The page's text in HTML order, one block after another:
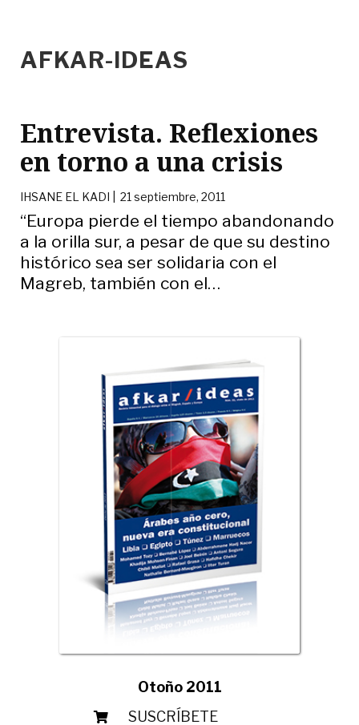
AFKAR-IDEAS
Entrevista. Reflexiones
en torno a una crisis
IHSANE EL KADI |21 septiembre, 2011
“Europa pierde el tiempo abandonando
a la orilla sur, a pesar de que su destino
histórico sea ser solidaria con el
Magreb, también con el…
Otoño 2011
SUSCRÍBETE